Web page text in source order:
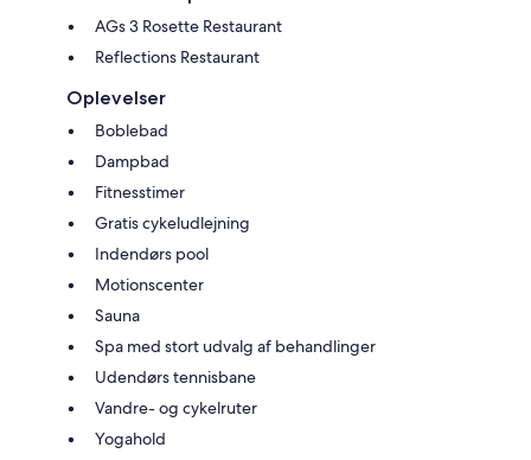
AGs 3 Rosette Restaurant
Reflections Restaurant
Oplevelser
Boblebad
Dampbad
Fitnesstimer
Gratis cykeludlejning
Indendørs pool
Motionscenter
Sauna
Spa med stort udvalg af behandlinger
Udendørs tennisbane
Vandre- og cykelruter
Yogahold